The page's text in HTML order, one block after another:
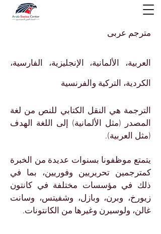
مترجم عربى
العربية، الألمانية، الإنجليزية، الفارسية،
الكردية، التركية والفرنسية
الترجمة هي النقل الكتابي للنص من لغة
المصدر (مثل الألمانية) إلى اللغة الهدف
(مثل العربية).
يتمتع موظفونا بسنوات عديدة من الخبرة
كمترجمين تحريريين وفوريين، بما في
ذلك في مؤسسات مختلفة في كانتون
زيورخ، وبرن، وبازل، وشفيتس، وسانت
غالن، ولوسيرن وغيرها من الكانتونات.